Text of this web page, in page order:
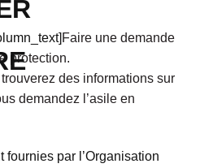
Faire une demande
protection.
des informations sur
demandez l’asile en
par l’Organisation